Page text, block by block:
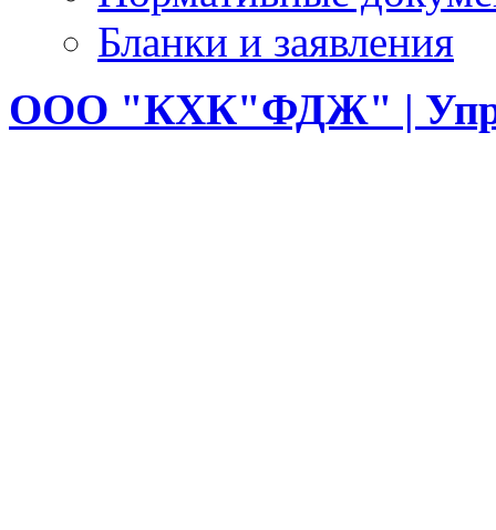
Бланки и заявления
ООО "КХК"ФДЖ" |